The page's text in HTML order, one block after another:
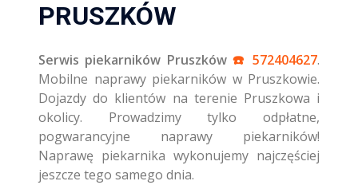
PRUSZKÓW
Serwis piekarników Pruszków☎️ 572404627.
Mobilne naprawy piekarników w Pruszkowie.
Dojazdy do klientów na terenie Pruszkowa i
okolicy. Prowadzimy tylko odpłatne,
pogwarancyjne naprawy piekarników!
Naprawę piekarnika wykonujemy najczęściej
jeszcze tego samego dnia.